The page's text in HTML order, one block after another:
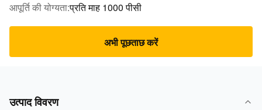
आपूर्ति की योग्यता:प्रति माह 1000 पीसी
अभी पूछताछ करें
उत्पाद विवरण